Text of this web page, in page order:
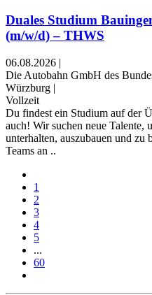
Duales Studium
(m/w/d) – THWS
06.08.2026 |
Die Autobahn GmbH des
Würzburg |
Vollzeit
Du findest ein Studium auf der
auch! Wir suchen neue Talente,
unterhalten, auszubauen und zu
Teams an ..
1
2
3
4
5
...
60